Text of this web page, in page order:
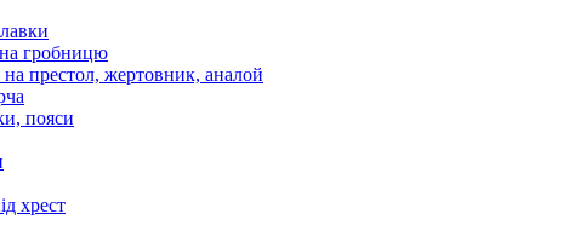
гробницю
престол, жертовник, аналой
пояси
хрест